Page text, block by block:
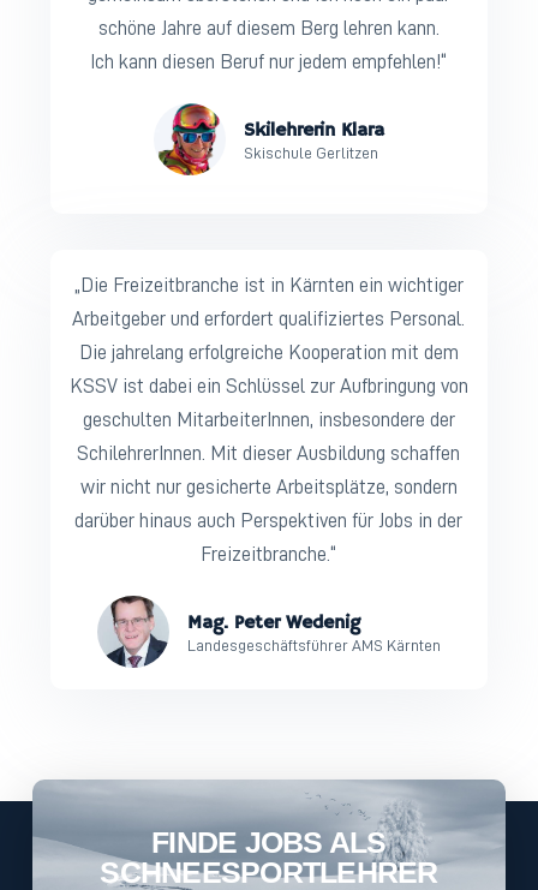
schöne Jahre auf diesem Berg lehren kann.
Ich kann diesen Beruf nur jedem empfehlen!“
Skilehrerin Klara
Skischule Gerlitzen
„Die Freizeitbranche ist in Kärnten ein wichtiger
Arbeitgeber und erfordert qualifiziertes Personal.
Die jahrelang erfolgreiche Kooperation mit dem
KSSV ist dabei ein Schlüssel zur Aufbringung von
geschulten MitarbeiterInnen, insbesondere der
SchilehrerInnen. Mit dieser Ausbildung schaffen
wir nicht nur gesicherte Arbeitsplätze, sondern
darüber hinaus auch Perspektiven für Jobs in der
Freizeitbranche.“
Mag. Peter Wedenig
Landesgeschäftsführer AMS Kärnten
FINDE JOBS ALS
SCHNEESPORTLEHRER